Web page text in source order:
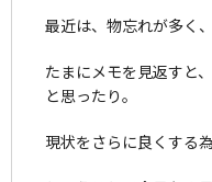
最近は、物忘れが多く
たまにメモを見返すと
と思ったり。
現状をさらに良くする